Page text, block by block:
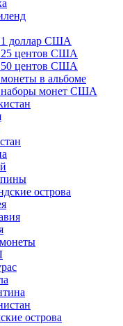
доллар США
центов США
центов США
в альбоме
монет США
острова
острова